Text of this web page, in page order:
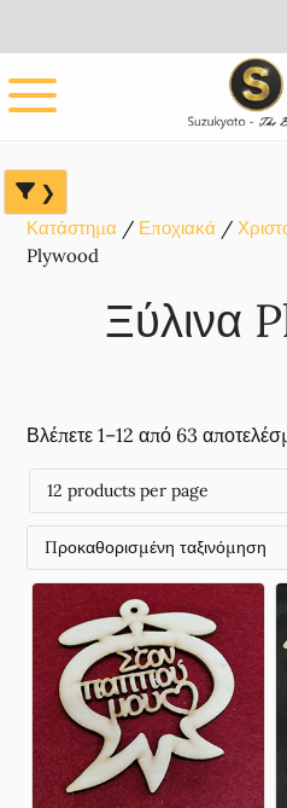
main
content
primary
sidebar
footer
Κατάστημα Εποχιακά
Plywood
Ξύλινα
Βλέπετε 1–12 από 63